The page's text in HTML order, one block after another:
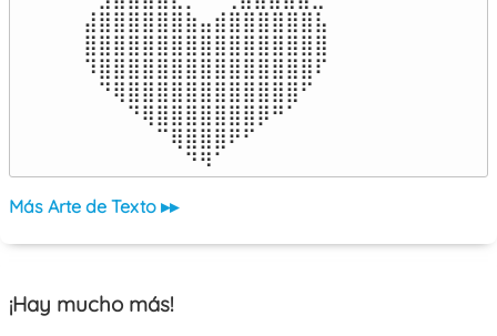
⣼⣿⣿⣿⣿⣿⣿⣷⣤⣾⣿⣿⣿⣿⣿⣿⣧
⣿⣿⣿⣿⣿⣿⣿⣿⣿⣿⣿⣿⣿⣿⣿⣿⣿
⠹⣿⣿⣿⣿⣿⣿⣿⣿⣿⣿⣿⣿⣿⣿⣿⠏
⠀⠙⢿⣿⣿⣿⣿⣿⣿⣿⣿⣿⣿⣿⣿⠋⠀
⠀⠀⠀⠙⢿⣿⣿⣿⣿⣿⣿⣿⡿⠛⠁⠀⠀
⠀⠀⠀⠀⠀⠉⢿⣿⣿⣿⠟⠋⠀⠀⠀⠀⠀
⠀⠀⠀⠀⠀⠀⠀⠙⠻⠁⠀⠀⠀⠀⠀⠀⠀⠀⠀⠀⠀⠀⠀
Más Arte de Texto ▸▸
¡Hay mucho más!